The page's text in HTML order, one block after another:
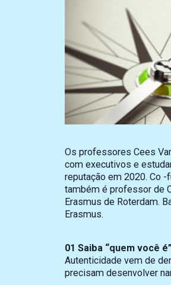
Os professores Cees
com executivos e
reputação em 2020. Co
também é professor de
Erasmus de Roterdam.
Erasmus.
01 Saiba “quem você
Autenticidade vem de
precisam desenvolver